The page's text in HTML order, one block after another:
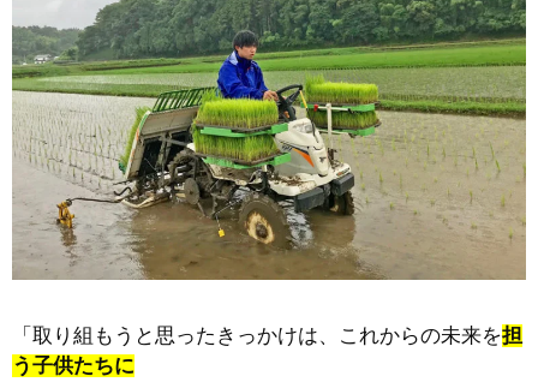
「取り組もうと思ったきっかけは、これからの未来を担
う子供たちに